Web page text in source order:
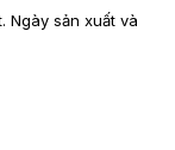
Ngày sản xuất và